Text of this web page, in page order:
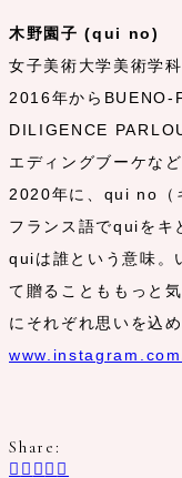
木野園子 (qui no)
女子美術大学美術学
2016年からBUENO-
DILIGENCE
エディングブーケな
2020年に、qui no（
フランス語でquiをキ
quiは誰という意味。
て贈ることももっと
にそれぞれ思いを込め
Share: